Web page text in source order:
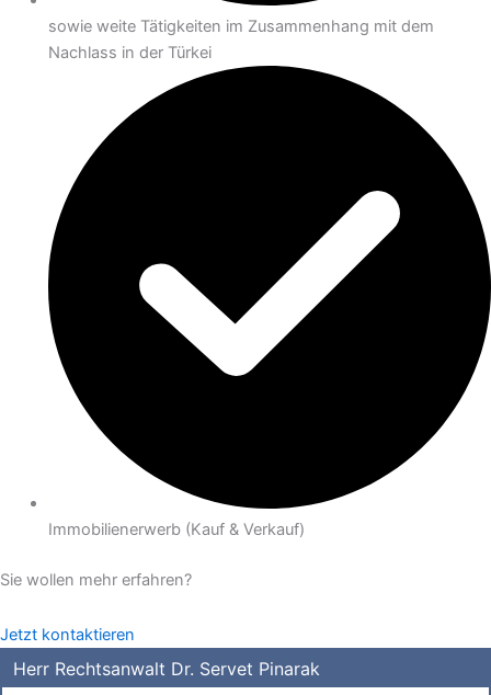
sowie weite Tätigkeiten im Zusammenhang mit dem
Nachlass in der Türkei
Immobilienerwerb (Kauf & Verkauf)
Sie wollen mehr erfahren?
Jetzt kontaktieren
Herr Rechtsanwalt Dr. Servet Pinarak